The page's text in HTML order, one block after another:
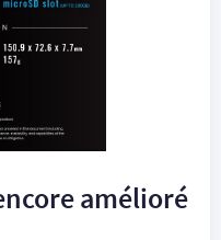
amélioré